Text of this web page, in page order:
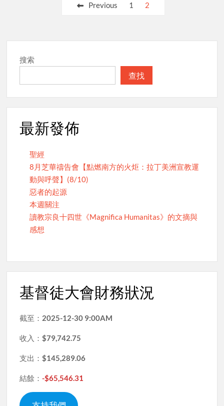
Previous 1 2
搜索
查找
最新發佈
聖經
8月芝華禱告會【點燃南方的火炬：拉丁美洲宣教運
動與呼聲】(8/10)
惡者的起源
本週關注
讀教宗良十四世《Magnifica Humanitas》的文摘與
感想
基督徒大會財務狀況
截至： 2025-12-30 9:00AM
收入：$79,742.75
支出：$145,289.06
結餘：-$65,546.31